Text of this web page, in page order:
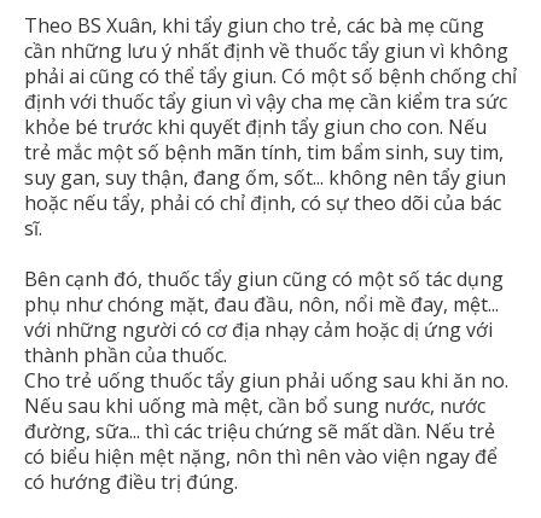
Theo BS Xuân, khi tẩy giun cho trẻ, các bà mẹ cũng
cần những lưu ý nhất định về thuốc tẩy giun vì không
phải ai cũng có thể tẩy giun. Có một số bệnh chống chỉ
định với thuốc tẩy giun vì vậy cha mẹ cần kiểm tra sức
khỏe bé trước khi quyết định tẩy giun cho con. Nếu
trẻ mắc một số bệnh mãn tính, tim bẩm sinh, suy tim,
suy gan, suy thận, đang ốm, sốt... không nên tẩy giun
hoặc nếu tẩy, phải có chỉ định, có sự theo dõi của bác
sĩ.
Bên cạnh đó, thuốc tẩy giun cũng có một số tác dụng
phụ như chóng mặt, đau đầu, nôn, nổi mề đay, mệt...
với những người có cơ địa nhạy cảm hoặc dị ứng với
thành phần của thuốc.
Cho trẻ uống thuốc tẩy giun phải uống sau khi ăn no.
Nếu sau khi uống mà mệt, cần bổ sung nước, nước
đường, sữa... thì các triệu chứng sẽ mất dần. Nếu trẻ
có biểu hiện mệt nặng, nôn thì nên vào viện ngay để
có hướng điều trị đúng.